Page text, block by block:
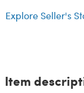
Explore Seller's
Item